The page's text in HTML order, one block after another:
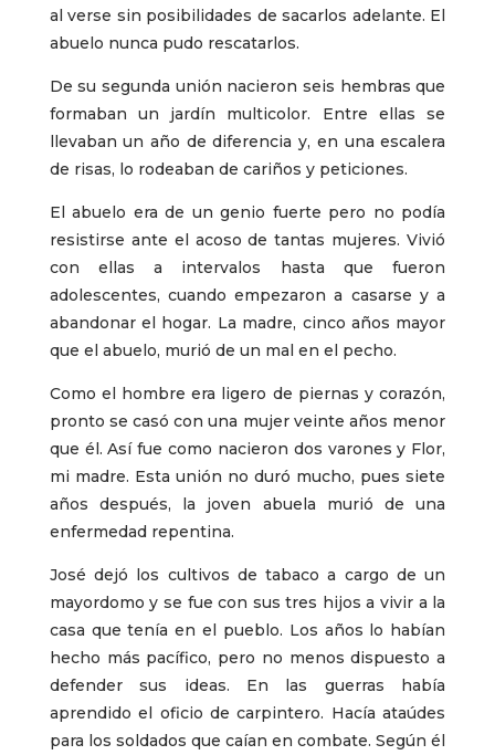
al verse sin posibilidades de sacarlos adelante. El
abuelo nunca pudo rescatarlos.
De su segunda unión nacieron seis hembras que
formaban un jardín multicolor. Entre ellas se
llevaban un año de diferencia y, en una escalera
de risas, lo rodeaban de cariños y peticiones.
El abuelo era de un genio fuerte pero no podía
resistirse ante el acoso de tantas mujeres. Vivió
con ellas a intervalos hasta que fueron
adolescentes, cuando empezaron a casarse y a
abandonar el hogar. La madre, cinco años mayor
que el abuelo, murió de un mal en el pecho.
Como el hombre era ligero de piernas y corazón,
pronto se casó con una mujer veinte años menor
que él. Así fue como nacieron dos varones y Flor,
mi madre. Esta unión no duró mucho, pues siete
años después, la joven abuela murió de una
enfermedad repentina.
José dejó los cultivos de tabaco a cargo de un
mayordomo y se fue con sus tres hijos a vivir a la
casa que tenía en el pueblo. Los años lo habían
hecho más pacífico, pero no menos dispuesto a
defender sus ideas. En las guerras había
aprendido el oficio de carpintero. Hacía ataúdes
para los soldados que caían en combate. Según él